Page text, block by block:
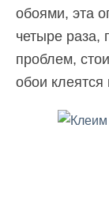
обоями, эта
четыре раза,
проблем,
обои клеятся